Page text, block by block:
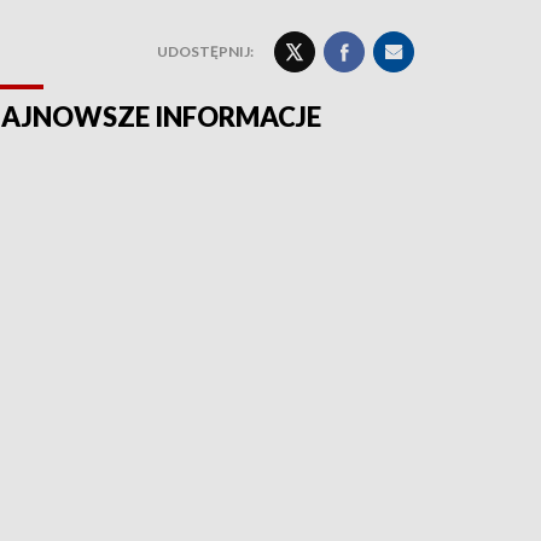
UDOSTĘPNIJ:
INFORMACJE